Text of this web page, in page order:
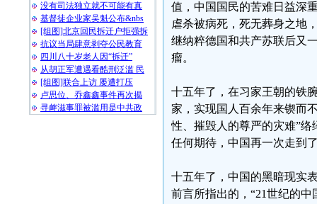
没有司法独立就不可能有真
基督徒企业家吴魁公布&nbs
[组图]北京回民拆迁户拒强拆
抗议当局肆意剥夺公民教育
四川八十岁老人因“拆迁”
从胡正军遭遇看酷刑泛滥 民
[组图]联合上访 屡遭打压
卢思位、乔鑫鑫事件再次揭
寻衅滋事罪被滥用是中共政
值，中国国民的苦难日益深
虐杀被病死，死无葬身之地
继纳粹德国和共产苏联后又
瘤。
十五年了，在习家王朝的铁
家，实现国人百余年来锲而
性、摧毁人的尊严的灾难”
任何期待，中国再一次走到
十五年了，中国的黑暗现实
前言所指出的，“21世纪的